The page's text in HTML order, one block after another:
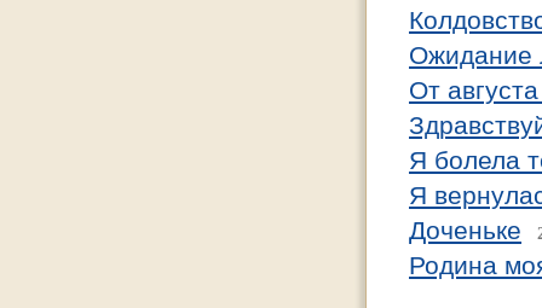
Ожидание
От
Я болела
Я
Доченьке
Родина